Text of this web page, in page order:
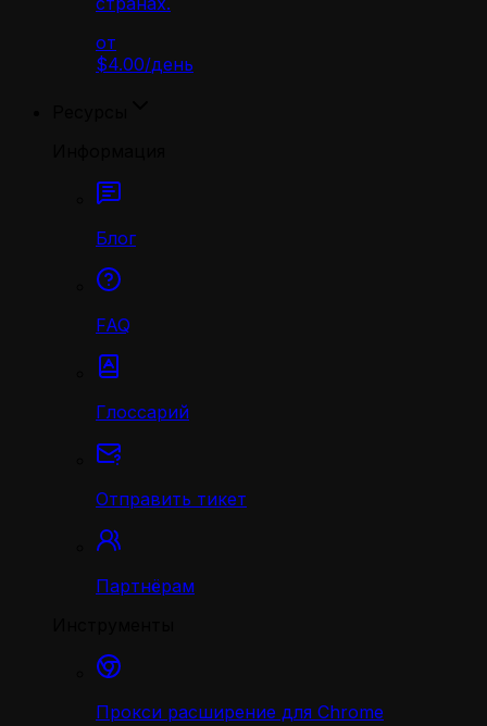
от
$4.00/день
Блог
FAQ
Глоссарий
Отправить тикет
Партнёрам
Прокси расширение для Chrome